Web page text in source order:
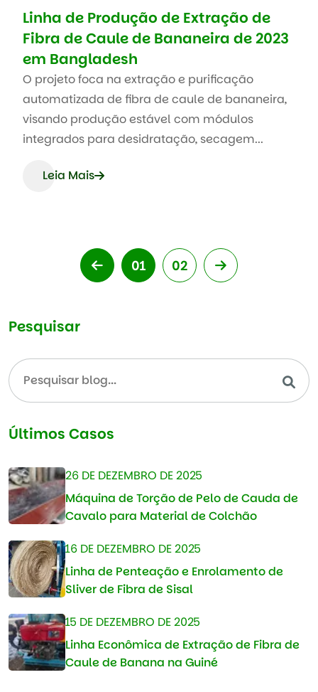
Linha de Produção de Extração de
Fibra de Caule de Bananeira de 2023
em Bangladesh
O projeto foca na extração e purificação
automatizada de fibra de caule de bananeira,
visando produção estável com módulos
integrados para desidratação, secagem...
Leia Mais
01 02
Pesquisar
Últimos Casos
26 DE DEZEMBRO DE 2025
Máquina de Torção de Pelo de Cauda de
Cavalo para Material de Colchão
16 DE DEZEMBRO DE 2025
Linha de Penteação e Enrolamento de
Sliver de Fibra de Sisal
15 DE DEZEMBRO DE 2025
Linha Econômica de Extração de Fibra de
Caule de Banana na Guiné